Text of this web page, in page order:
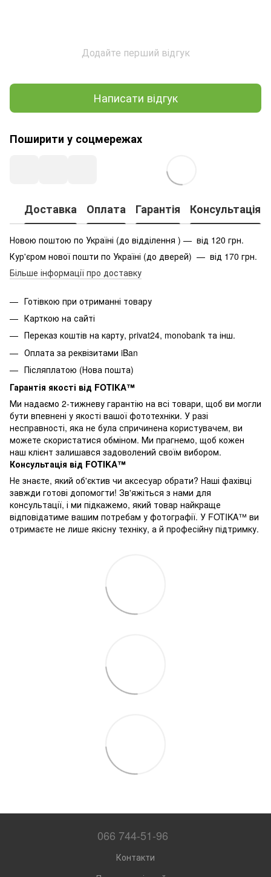
Додайте перший відгук
Написати відгук
Поширити у соцмережах
Доставка Оплата Гарантія Консультація
Новою поштою по Україні (до відділення ) — від 120 грн.
Кур'єром нової пошти по Україні (до дверей) — від 170 грн.
Більше інформації про доставку
Готівкою при отриманні товару
Карткою на сайті
Переказ коштів на карту, privat24, monobank та інш.
Оплата за реквізитами iBan
Післяплатою (Нова пошта)
Гарантія якості від FOTIKA™
Ми надаємо 2-тижневу гарантію на всі товари, щоб ви могли
бути впевнені у якості вашої фототехніки. У разі
несправності, яка не була спричинена користувачем, ви
можете скористатися обміном. Ми прагнемо, щоб кожен
наш клієнт залишався задоволений своїм вибором.
Консультація від FOTIKA™
Не знаєте, який об'єктив чи аксесуар обрати? Наші фахівці
завжди готові допомогти! Зв'яжіться з нами для
консультації, і ми підкажемо, який товар найкраще
відповідатиме вашим потребам у фотографії. У FOTIKA™ ви
отримаєте не лише якісну техніку, а й професійну підтримку.
066 744-51-96
Контакти